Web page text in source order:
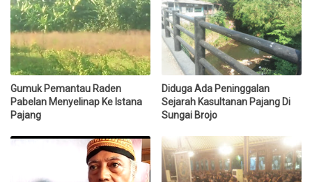
Gumuk Pemantau Raden
Pabelan Menyelinap Ke Istana
Pajang
Diduga Ada Peninggalan
Sejarah Kasultanan Pajang Di
Sungai Brojo